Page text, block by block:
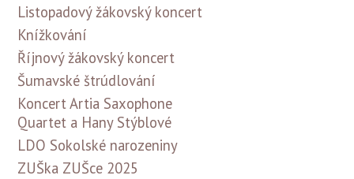
Listopadový žákovský koncert
Knížkování
Říjnový žákovský koncert
Šumavské štrúdlování
Koncert Artia Saxophone
Quartet a Hany Stýblové
LDO Sokolské narozeniny
ZUŠka ZUŠce 2025